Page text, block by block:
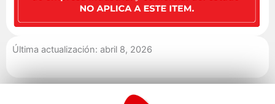
Última actualización: abril 8, 2026